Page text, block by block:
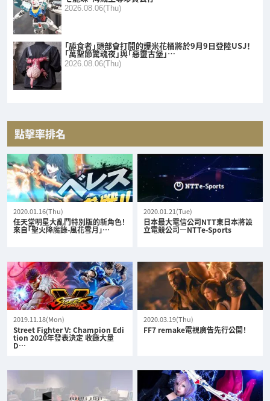
2026.08.06(Thu)
「舔食者」頭部會打開的爆米花桶將於9月9日登陸USJ！
「萬聖節驚魂夜」與「惡靈古堡」…
2026.08.06(Thu)
點擊率排名
2020.01.16(Thu)
任天堂明星大亂鬥特別版的新角色！
來自「聖火降魔錄-風花雪月」…
2020.01.21(Tue)
日本最大電信公司NTT東日本將設
立電競公司—NTTe-Sports
2019.11.18(Mon)
Street Fighter V: Champion Edi
tion 2020年發表決定 收錄大量
D…
2020.03.19(Thu)
FF7 remake電視廣告先行公開！